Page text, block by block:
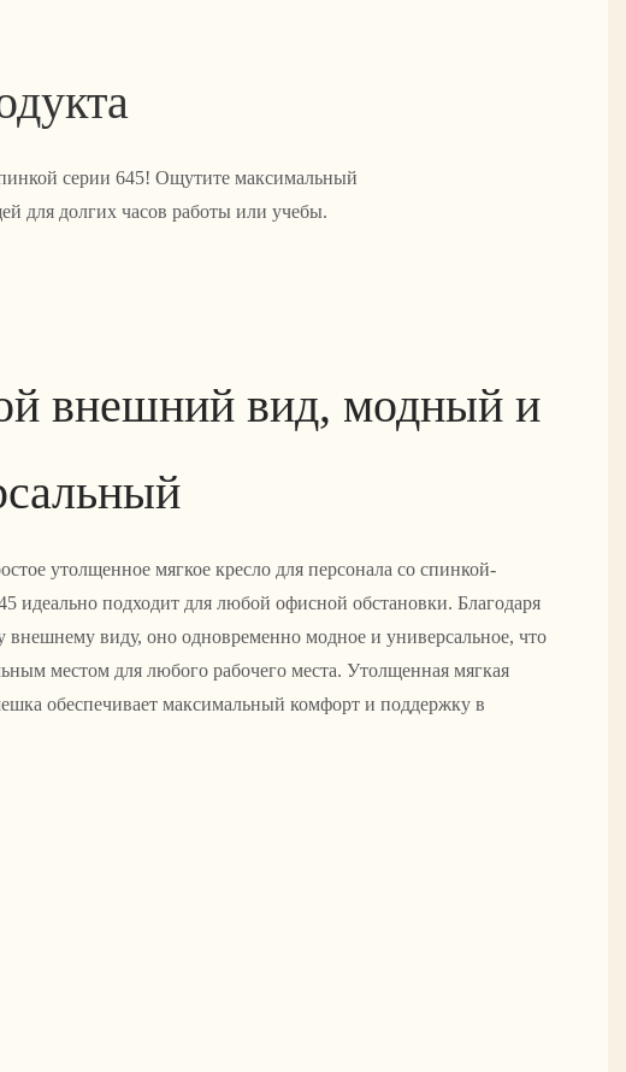
серии 645! Ощутите максимальный
для долгих часов работы или учебы.
внешний вид, модный и
утолщенное мягкое кресло для персонала со спинкой-
идеально подходит для любой офисной обстановки. Благодаря
внешнему виду, оно одновременно модное и универсальное, что
местом для любого рабочего места. Утолщенная мягкая
обеспечивает максимальный комфорт и поддержку в